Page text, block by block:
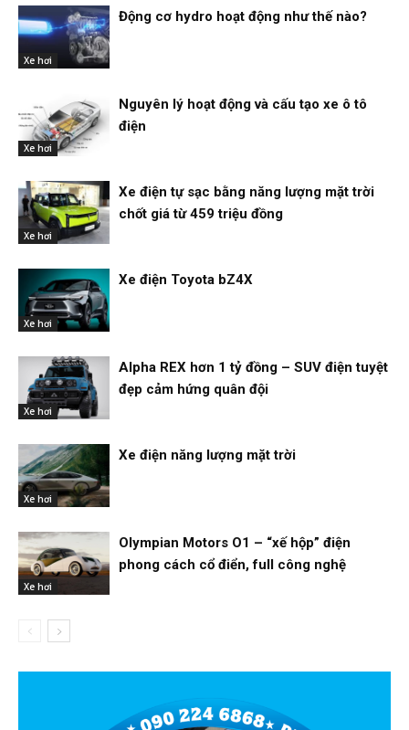
Xe hơi
Động cơ hydro hoạt động như thế nào?
Xe hơi
Nguyên lý hoạt động và cấu tạo xe ô tô
điện
Xe hơi
Xe điện tự sạc bằng năng lượng mặt trời
chốt giá từ 459 triệu đồng
Xe hơi
Xe điện Toyota bZ4X
Xe hơi
Alpha REX hơn 1 tỷ đồng – SUV điện tuyệt
đẹp cảm hứng quân đội
Xe hơi
Xe điện năng lượng mặt trời
Xe hơi
Olympian Motors O1 – “xế hộp” điện
phong cách cổ điển, full công nghệ